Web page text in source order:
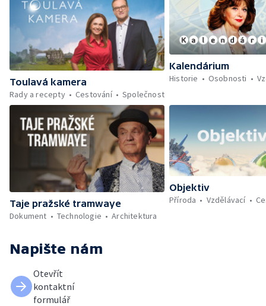
Toulavá kamera
Rady a recepty
Cestování Společnost
Kalendárium
Historie
Osobnosti
Taje pražské tramwaye
Dokument
Technologie Architektura
Objektiv
Příroda
Vzdělávací
Napište nám
Otevřít
kontaktní
formulář